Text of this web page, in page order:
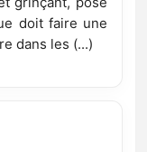
doit faire une
dans les (...)